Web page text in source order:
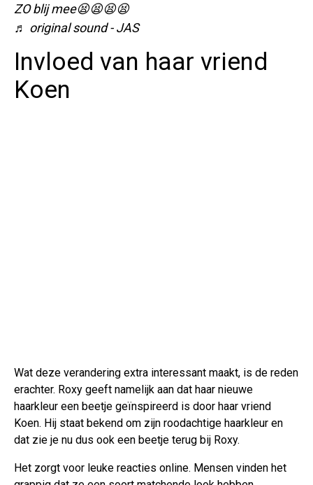
ZO blij mee😫😫😫😫
♬ original sound - JAS
Invloed van haar vriend
Koen
Wat deze verandering extra interessant maakt, is de reden
erachter. Roxy geeft namelijk aan dat haar nieuwe
haarkleur een beetje geïnspireerd is door haar vriend
Koen. Hij staat bekend om zijn roodachtige haarkleur en
dat zie je nu dus ook een beetje terug bij Roxy.
Het zorgt voor leuke reacties online. Mensen vinden het